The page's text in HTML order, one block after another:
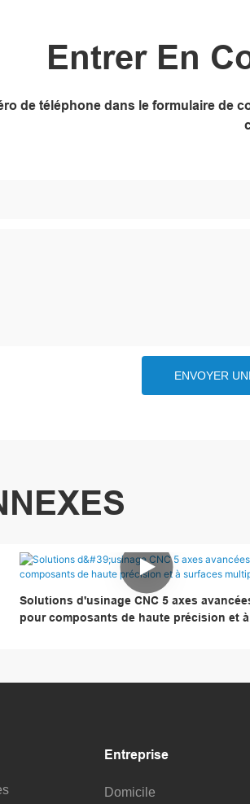
Entrer En
de téléphone dans le formulaire
ENVOYER
Solutions d'usinage CNC 5 axes
pour composants de haute précision et à
Entreprise
Domicile